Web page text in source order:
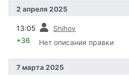
2 апреля 2025
13:05 Shihov
+36 Нет описания правки
7 марта 2025